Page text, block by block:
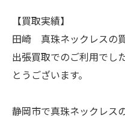
【買取実績】
田崎 真珠ネックレスの
出張買取でのご利用でし
とうございます。
静岡市で真珠ネックレス